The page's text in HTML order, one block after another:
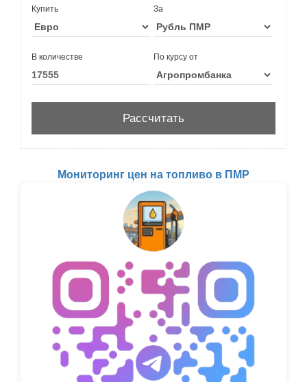
Купить За
В количестве По курсу от
Мониторинг цен на топливо в ПМР